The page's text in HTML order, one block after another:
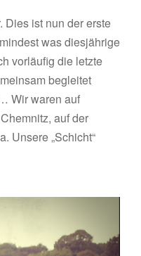
Dies ist nun der erste
was diesjährige
vorläufig die letzte
begleitet
Wir waren auf
auf der
Unsere „Schicht“